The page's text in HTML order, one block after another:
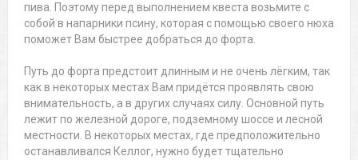
пива. Поэтому перед выполнением квеста возьмите с
собой в напарники псину, которая с помощью своего нюха
поможет Вам быстрее добраться до форта.
Путь до форта предстоит длинным и не очень лёгким, так
как в некоторых местах Вам придётся проявлять свою
внимательность, а в других случаях силу. Основной путь
лежит по железной дороге, подземному шоссе и лесной
местности. В некоторых местах, где предположительно
останавливался Келлог, нужно будет тщательно